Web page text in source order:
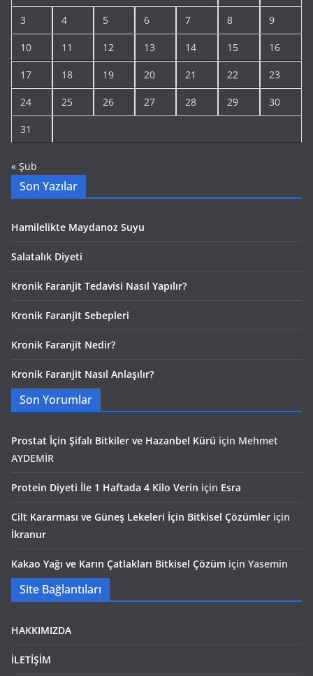
3 4 5 6 7 8 9
10 11 12 13 14 15 16
17 18 19 20 21 22 23
24 25 26 27 28 29 30
31
« Şub
Son Yazılar
Hamilelikte Maydanoz Suyu
Salatalık Diyeti
Kronik Faranjit Tedavisi Nasıl Yapılır?
Kronik Faranjit Sebepleri
Kronik Faranjit Nedir?
Kronik Faranjit Nasıl Anlaşılır?
Son Yorumlar
Prostat İçin Şifalı Bitkiler ve Hazanbel Kürü için Mehmet
AYDEMİR
Protein Diyeti İle 1 Haftada 4 Kilo Verin için Esra
Cilt Kararması ve Güneş Lekeleri İçin Bitkisel Çözümler için
İkranur
Kakao Yağı ve Karın Çatlakları Bitkisel Çözüm için Yasemin
Site Bağlantıları
HAKKIMIZDA
İLETİŞİM